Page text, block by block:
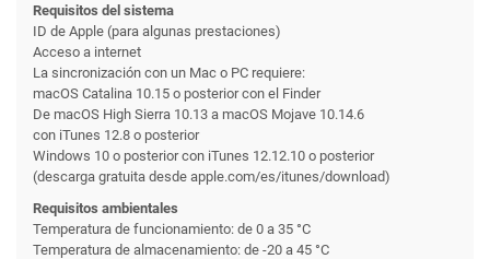
Requisitos del sistema
ID de Apple (para algunas prestaciones)
Acceso a internet
La sincronización con un Mac o PC requiere:
macOS Catalina 10.15 o posterior con el Finder
De macOS High Sierra 10.13 a macOS Mojave 10.14.6
con iTunes 12.8 o posterior
Windows 10 o posterior con iTunes 12.12.10 o posterior
(descarga gratuita desde apple.com/es/itunes/download)
Requisitos ambientales
Temperatura de funciona­miento: de 0 a 35 °C
Temperatura de almacena­miento: de -20 a 45 °C